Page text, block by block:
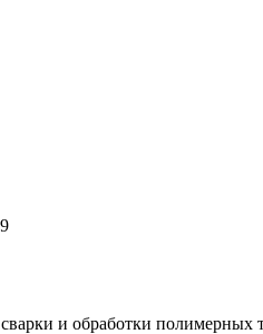
и обработки полимерных